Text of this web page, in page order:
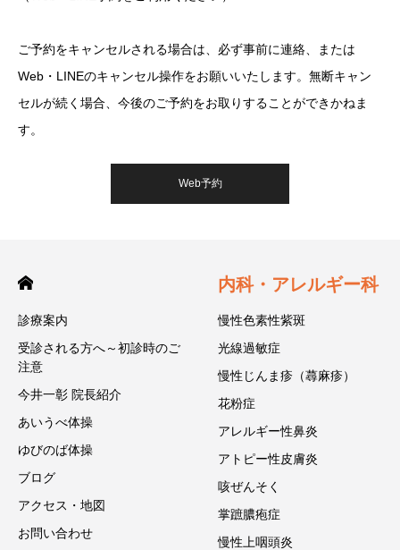
ご予約をキャンセルされる場合は、必ず事前に連絡、または
Web・LINEのキャンセル操作をお願いいたします。無断キャン
セルが続く場合、今後のご予約をお取りすることができかねま
す。
Web予約
診療案内
受診される方へ～初診時のご
注意
今井一彰 院長紹介
あいうべ体操
ゆびのば体操
ブログ
アクセス・地図
お問い合わせ
内科・アレルギー科
慢性色素性紫斑
光線過敏症
慢性じんま疹（蕁麻疹）
花粉症
アレルギー性鼻炎
アトピー性皮膚炎
咳ぜんそく
掌蹠膿疱症
慢性上咽頭炎